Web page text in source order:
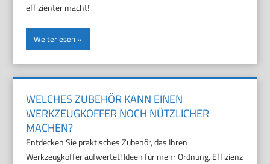
effizienter macht!
Weiterlesen
WELCHES ZUBEHÖR KANN EINEN
WERKZEUGKOFFER NOCH NÜTZLICHER
MACHEN?
Entdecken Sie praktisches Zubehör, das Ihren
Werkzeugkoffer aufwertet! Ideen für mehr Ordnung, Effizienz